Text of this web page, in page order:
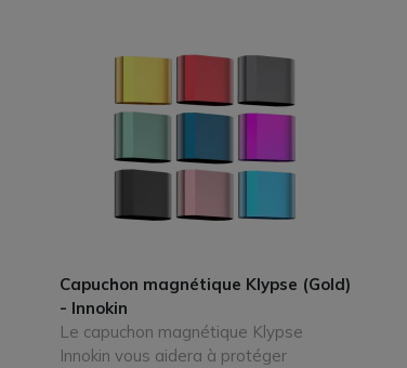
Capuchon magnétique Klypse (Gold)
- Innokin
Le capuchon magnétique Klypse
Innokin vous aidera à protéger